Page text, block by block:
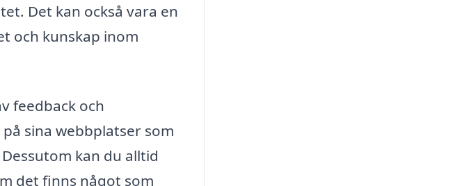
Det kan också vara en
och kunskap inom
feedback och
sina webbplatser som
kan du alltid
det finns något som